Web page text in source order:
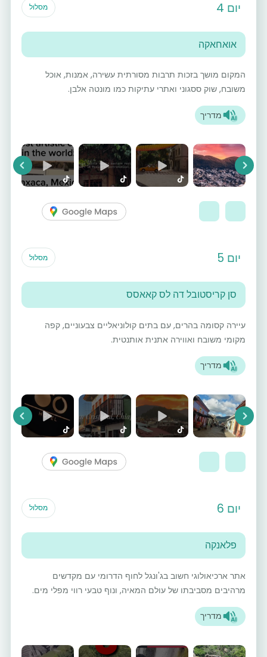
יום 4 מסלול
אואחאקה
המקום מושך בזכות תרבות מסורתית עשירה, אמנות, אוכל
משובח, שוק ססגוני ואתרי עתיקות כמו מונטה אלבן.
מדריך
Next
יום 5 מסלול
סן קריסטובל דה לס קאאסס
עיירה קסומה בהרים, עם בתים קולוניאליים צבעוניים, קפה
מקומי משובח ואווירה אתנית אותנטית.
מדריך
Next
יום 6 מסלול
פלאנקה
אתר ארכיאולוגי חשוב בג'ונגל לחוף הדרומי עם מקדשים
מרהיבים מסביבתו של עולם המאיה, ונוף טבעי רווי מפלי מים.
מדריך